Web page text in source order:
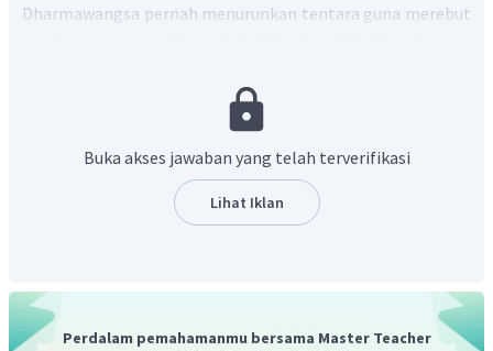
Dharmawangsa pernah menurunkan tentara guna merebut
serangan balik. Akibat serangan balik tersebut, Raja
Dharmawangsa terbunuh. Kejadian ini dikenal sebagai
Raja Airlangga.
Dengan demikian, terbunuhnya Dharmawangsa oleh
kerajaan Wurawari yang bekerjasama dengan Sriwijaya
Buka akses jawaban yang telah terverifikasi
Lihat Iklan
Perdalam pemahamanmu bersama Master Teacher